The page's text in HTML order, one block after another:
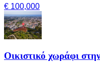
€ 100,000
Οικιστικό χωράφι